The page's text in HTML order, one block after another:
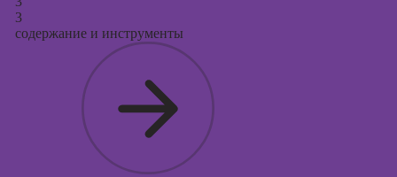
3
содержание и инструменты